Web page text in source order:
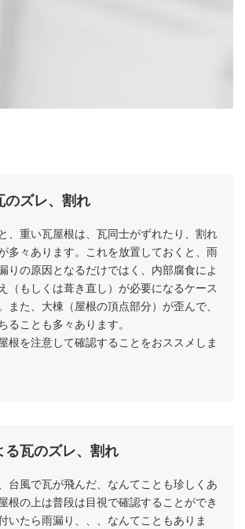
ンテナンスが必要なケース
のズレ、割れ
、重い瓦屋根は、瓦同士がずれたり、割れ
多々あります。これを放置しておくと、雨
りの原因となるだけではく、内部腐食によ
（もしくは葺き直し）が必要になるケース
また、大棟（屋根の頂点部分）が歪んで、
ることも多々あります。
根を注意して確認することをおススメしま
る瓦のズレ、割れ
台風で瓦が飛んだ、なんてことも珍しくあ
根の上は普段は目視で確認することができ
いたら雨漏り、、、なんてこともありま